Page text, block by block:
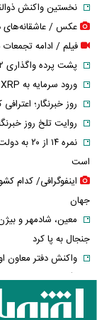
نخستین واکنش
عکس / عاشقانه‌های
فیلم / ادامه
پشت پرده واگذاری ۱۲ درصد هلدینگ خلیج فارس
ورود سرمایه به XRP آب رفت؛ چرا نهادها از ریپل عقب نشستند؟
روز خبرنگار؛
روایت تلخ روز
نمره ۱۴
است
جهان
معین، شادمهر و
جنجال به پا کرد
واکنش دفتر معاون
کالابرگ
چگونه جنگ
این افراد بیشتر